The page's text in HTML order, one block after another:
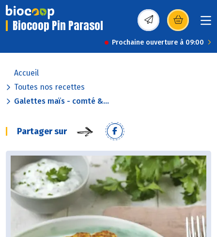
Biocoop Pin Parasol (s’ouvre dans une
Prochaine ouverture à 09:00
Accueil
Toutes nos recettes
Galettes maïs - comté &...
Partager sur